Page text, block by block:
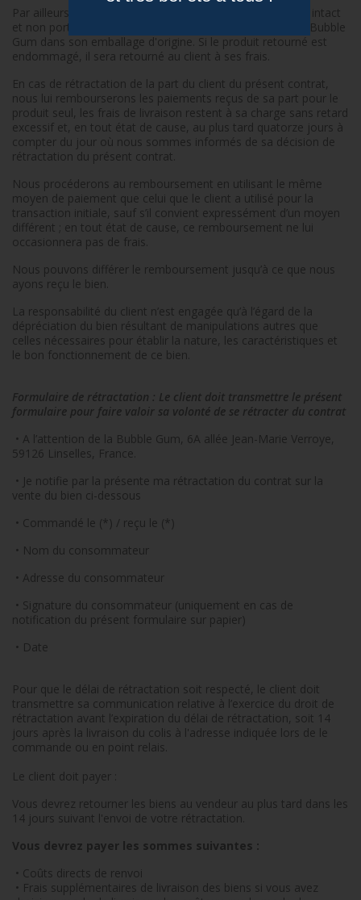
Par ailleurs, tout produit retourné doit être dans son état intact
et non porté. Il doit également être retourné à la société Bubble
Gum dans son emballage d'origine. Si le produit retourné est
endommagé, il sera retourné au client à ses frais.
En cas de rétractation de la part du client du présent contrat,
nous lui rembourserons les paiements reçus de sa part pour le
produit seul, les frais de livraison restent à sa charge sans retard
excessif et, en tout état de cause, au plus tard quatorze jours à
compter du jour où nous sommes informés de sa décision de
rétractation du présent contrat.
Nous procéderons au remboursement en utilisant le même
moyen de paiement que celui que le client a utilisé pour la
transaction initiale, sauf s’il convient expressément d’un moyen
différent ; en tout état de cause, ce remboursement ne lui
occasionnera pas de frais.
Nous pouvons différer le remboursement jusqu’à ce que nous
ayons reçu le bien.
La responsabilité du client n’est engagée qu’à l’égard de la
dépréciation du bien résultant de manipulations autres que
celles nécessaires pour établir la nature, les caractéristiques et
le bon fonctionnement de ce bien.
Formulaire de rétractation : Le client doit transmettre le présent
formulaire pour faire valoir sa volonté de se rétracter du contrat
• A l’attention de la Bubble Gum, 6A allée Jean-Marie Verroye,
59126 Linselles, France.
• Je notifie par la présente ma rétractation du contrat sur la
vente du bien ci-dessous
• Commandé le (*) / reçu le (*)
• Nom du consommateur
• Adresse du consommateur
• Signature du consommateur (uniquement en cas de
notification du présent formulaire sur papier)
• Date
Pour que le délai de rétractation soit respecté, le client doit
transmettre sa communication relative à l’exercice du droit de
rétractation avant l’expiration du délai de rétractation, soit 14
jours après la livraison du colis à l'adresse indiquée lors de le
commande ou en point relais.
Le client doit payer :
Vous devrez retourner les biens au vendeur au plus tard dans les
14 jours suivant l'envoi de votre rétractation.
Vous devrez payer les sommes suivantes :
• Coûts directs de renvoi
• Frais supplémentaires de livraison des biens si vous avez